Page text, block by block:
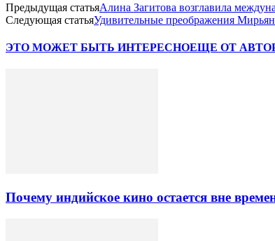
Предыдущая статьяАлина Загитова возглавила
Следующая статьяУдивительные преображения
ЭТО МОЖЕТ БЫТЬ ИНТЕРЕСНОЕЩЕ ОТ
Почему индийское кино остается вне